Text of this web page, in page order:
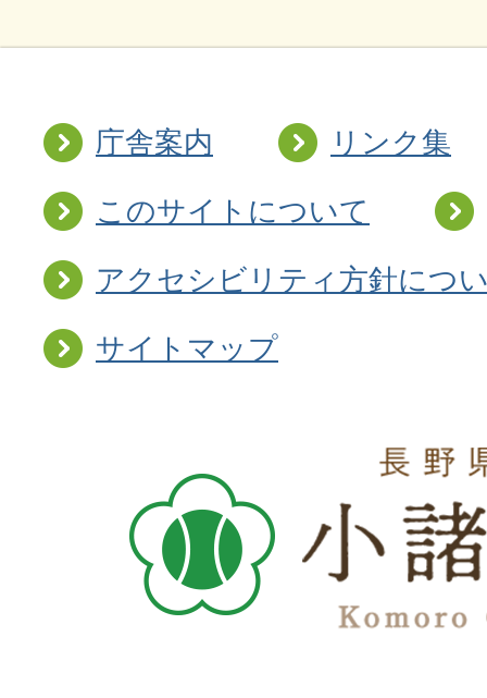
庁舎案内
リンク集
このサイトについて
アクセシビリティ方針につ
サイトマップ